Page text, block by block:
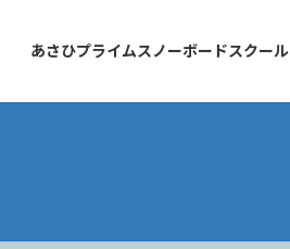
あさひプライムスノーボードスクール